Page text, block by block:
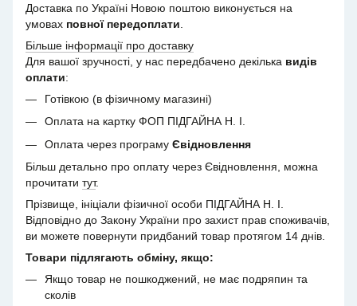
Доставка по Україні Новою поштою виконується на
умовах повної передоплати
Більше інформації про доставку
Для вашої зручності, у нас передбачено декілька видів
оплати:
Готівкою (в фізичному магазині)
Оплата на картку ФОП ПІДГАЙНА Н. І.
Оплата через програму Євідновлення
Більш детально про оплату через Євідновлення, можна
прочитати тут.
Прізвище, ініціали фізичної особи ПІДГАЙНА Н. І.
Відповідно до Закону України про захист прав споживачів,
ви можете повернути придбаний товар протягом 14 днів.
Товари підлягають обміну, якщо:
Якщо товар не пошкоджений, не має подряпин та
сколів